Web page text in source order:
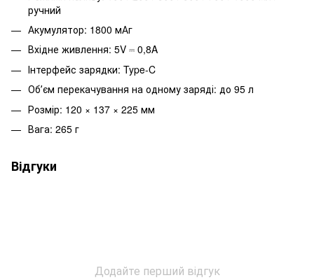
ручний
Акумулятор: 1800 мАг
Вхідне живлення: 5V ⎓ 0,8A
Інтерфейс зарядки: Type-C
Обʼєм перекачування на одному заряді: до 95 л
Розмір: 120 × 137 × 225 мм
Вага: 265 г
Відгуки
Додайте перший відгук